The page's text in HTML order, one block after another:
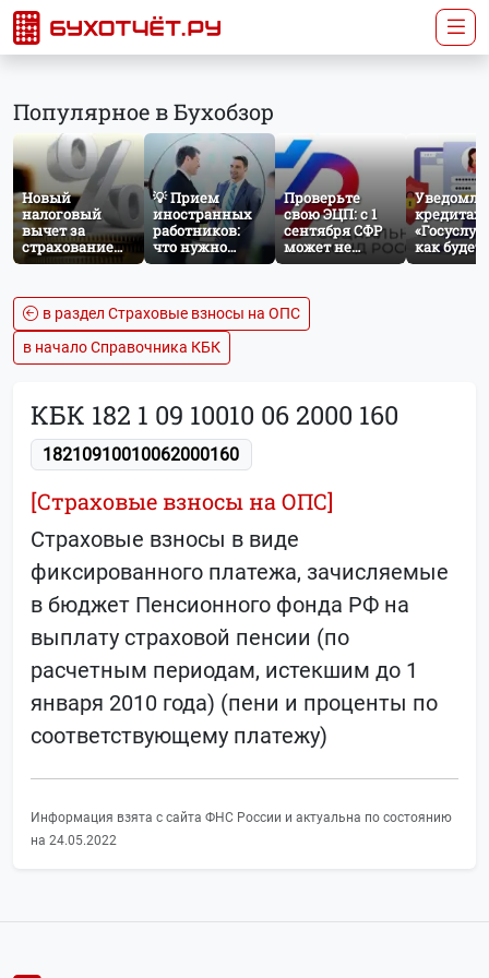
Популярное в Бухобзор
Новый
налоговый
вычет за
страхование
жизни: что
сентября 2026
года
💡 Прием
иностранных
работников:
что нужно
знать
кадровику
Проверьте
свою ЭЦП: с 1
сентября СФР
может не
принять
нужного
атрибута в
сертификате
кредитах
как будет
работать
в раздел Страховые взносы на ОПС
в начало Справочника КБК
КБК 182 1 09 10010 06 2000 160
18210910010062000160
[Страховые взносы на ОПС]
Страховые взносы в виде
фиксированного платежа, зачисляемые
в бюджет Пенсионного фонда РФ на
выплату страховой пенсии (по
расчетным периодам, истекшим до 1
января 2010 года) (пени и проценты по
соответствующему платежу)
Информация взята с сайта ФНС России и актуальна по состоянию
на 24.05.2022